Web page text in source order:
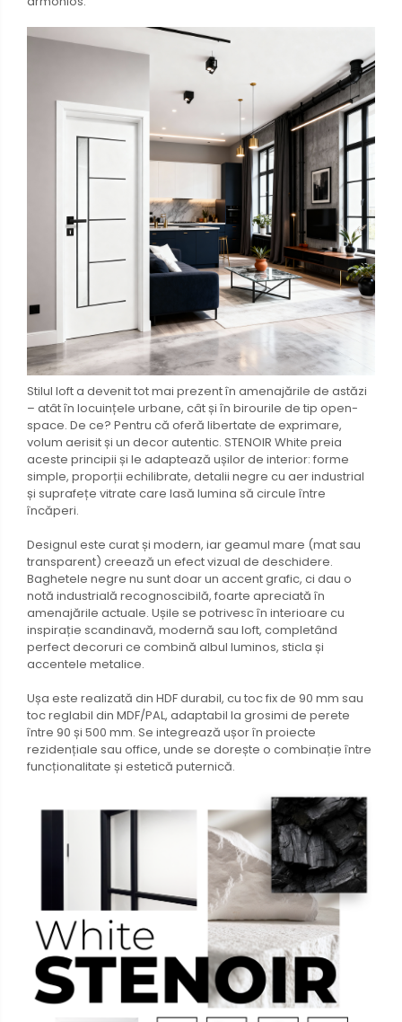
Stilul loft a devenit tot mai prezent în amenajările de astăzi
– atât în locuințele urbane, cât și în birourile de tip open-
space. De ce? Pentru că oferă libertate de exprimare,
volum aerisit și un decor autentic. STENOIR White preia
aceste principii și le adaptează ușilor de interior: forme
simple, proporții echilibrate, detalii negre cu aer industrial
și suprafețe vitrate care lasă lumina să circule între
încăperi.
Designul este curat și modern, iar geamul mare (mat sau
transparent) creează un efect vizual de deschidere.
Baghetele negre nu sunt doar un accent grafic, ci dau o
notă industrială recognoscibilă, foarte apreciată în
amenajările actuale. Ușile se potrivesc în interioare cu
inspirație scandinavă, modernă sau loft, completând
perfect decoruri ce combină albul luminos, sticla și
accentele metalice.
Ușa este realizată din HDF durabil, cu toc fix de 90 mm sau
toc reglabil din MDF/PAL, adaptabil la grosimi de perete
între 90 și 500 mm. Se integrează ușor în proiecte
rezidențiale sau office, unde se dorește o combinație între
funcționalitate și estetică puternică.